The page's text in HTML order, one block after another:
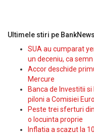
Ultimele stiri pe
SUA au cumparat
un deceniu, ca
Accor deschide
Mercure
Banca de Investitii
piloni a Comisiei
Peste trei sferturi
o locuinta proprie
Inflatia a scazut la